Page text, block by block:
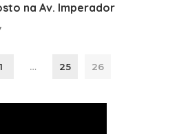
na Av. Imperador
1 … 25 26